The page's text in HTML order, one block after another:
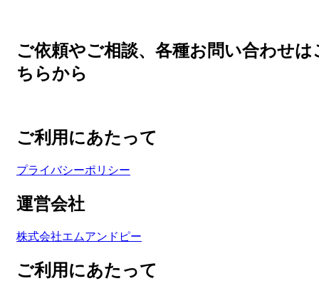
ご依頼やご相談、各種お問い合わせは
ちらから
ご利用にあたって
プライバシーポリシー
運営会社
株式会社エムアンドピー
ご利用にあたって